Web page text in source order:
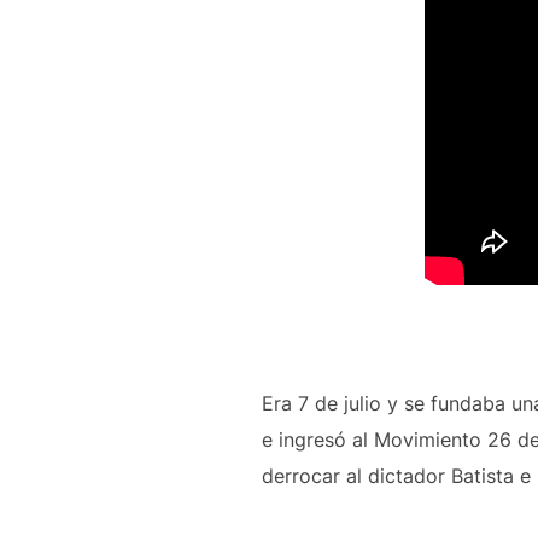
Era 7 de julio y se fundaba
e ingresó al Movimiento 26
derrocar al dictador Batista